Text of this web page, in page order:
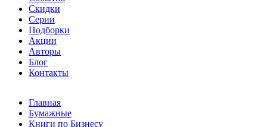
Скидки
Серии
Подборки
Акции
Авторы
Блог
Контакты
Главная
Бумажные
Книги по Бизнесу